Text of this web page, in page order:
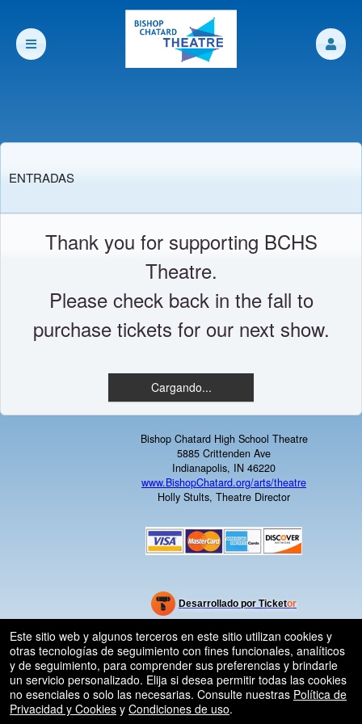
Próximos eventos de: bishopchatard org
ENTRADAS
Thank you for supporting BCHS
Theatre.
Please check back in the fall to
purchase tickets for our next show.
Cargando...
Bishop Chatard High School Theatre
5885 Crittenden Ave
Indianapolis, IN 46220
www.BishopChatard.org/arts/theatre
Holly Stults, Theatre Director
Desarrollado por Ticketor
Ticketor
Software de venta de entradas para eventos
escolares para centros educativos de primaria y
secundaria (K-12) y distritos escolares.
50.28.84.148
Condiciones de uso
Este sitio web y algunos terceros en este sitio utilizan cookies y
otras tecnologías de seguimiento con fines funcionales, analíticos
y de seguimiento, para comprender sus preferencias y brindarle
un servicio personalizado. Elija si desea permitir todas las cookies
no esenciales o solo las necesarias. Consulte nuestras Política de
Privacidad y Cookies y Condiciones de uso.